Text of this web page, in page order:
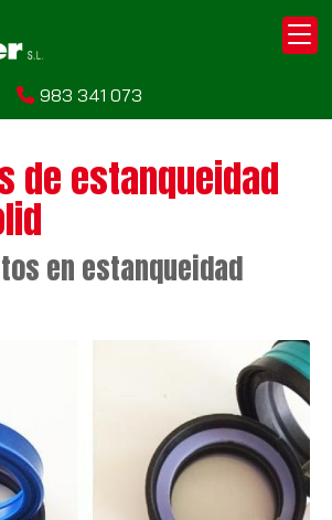
983 341 073
de estanqueidad
en estanqueidad